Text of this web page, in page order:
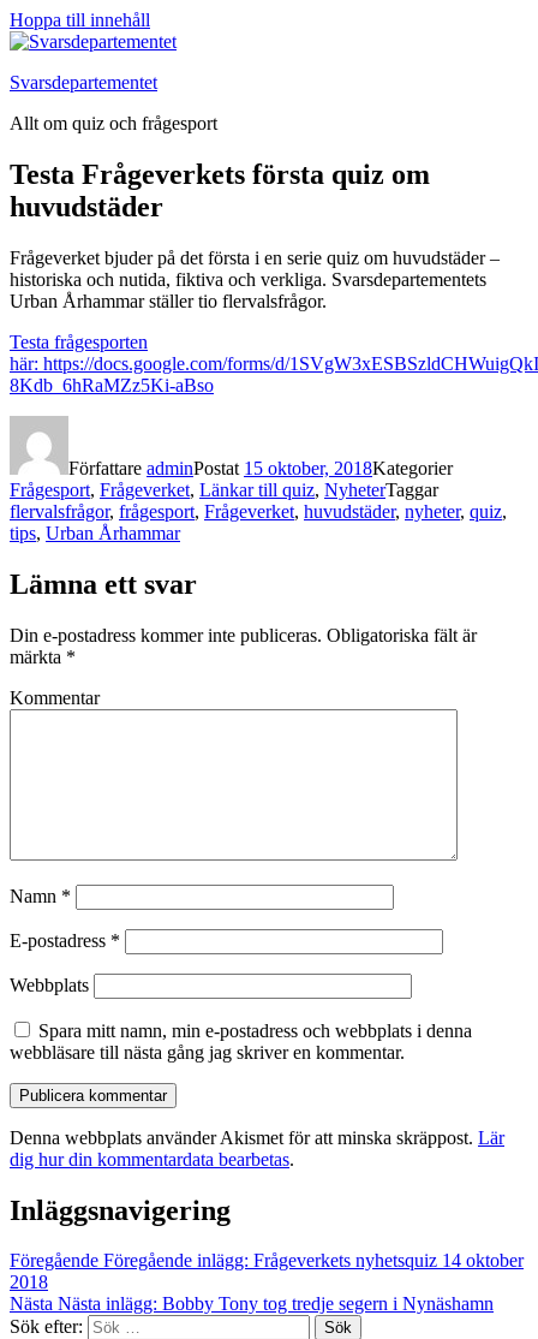
Hoppa till innehåll
Svarsdepartementet
Allt om quiz och frågesport
Testa Frågeverkets första quiz om
huvudstäder
Frågeverket bjuder på det första i en serie quiz om huvudstäder –
historiska och nutida, fiktiva och verkliga. Svarsdepartementets
Urban Århammar ställer tio flervalsfrågor.
Testa frågesporten
här: https://docs.google.com/forms/d/
8Kdb_6hRaMZz5Ki-aBso
Författare adminPostat 15 oktober, 2018Kategorier
Frågesport, Frågeverket, Länkar till quiz, NyheterTaggar
flervalsfrågor, frågesport, Frågeverket, huvudstäder, nyheter, quiz,
tips, Urban Århammar
Lämna ett svar
Din e-postadress kommer inte publiceras. Obligatoriska fält är
märkta *
Kommentar
Namn *
E-postadress *
Webbplats
Spara mitt namn, min e-postadress och webbplats i denna
webbläsare till nästa gång jag skriver en kommentar.
Denna webbplats använder Akismet för att minska skräppost. Lär
dig hur din kommentardata bearbetas.
Inläggsnavigering
Föregående Föregående inlägg: Frågeverkets nyhetsquiz 14 oktober
2018
Nästa Nästa inlägg: Bobby Tony tog tredje segern i Nynäshamn
Sök efter:
Sök